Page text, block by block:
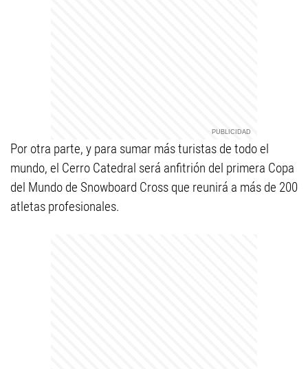
Por otra parte, y para sumar más turistas de todo el
mundo, el Cerro Catedral será anfitrión del primera Copa
del Mundo de Snowboard Cross que reunirá a más de 200
atletas profesionales.